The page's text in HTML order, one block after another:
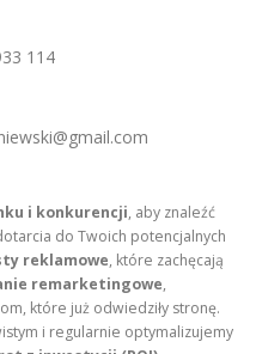
114
i konkurencji, aby znaleźć
do Twoich potencjalnych
reklamowe, które zachęcają
remarketingowe,
które już odwiedziły stronę.
i regularnie optymalizujemy